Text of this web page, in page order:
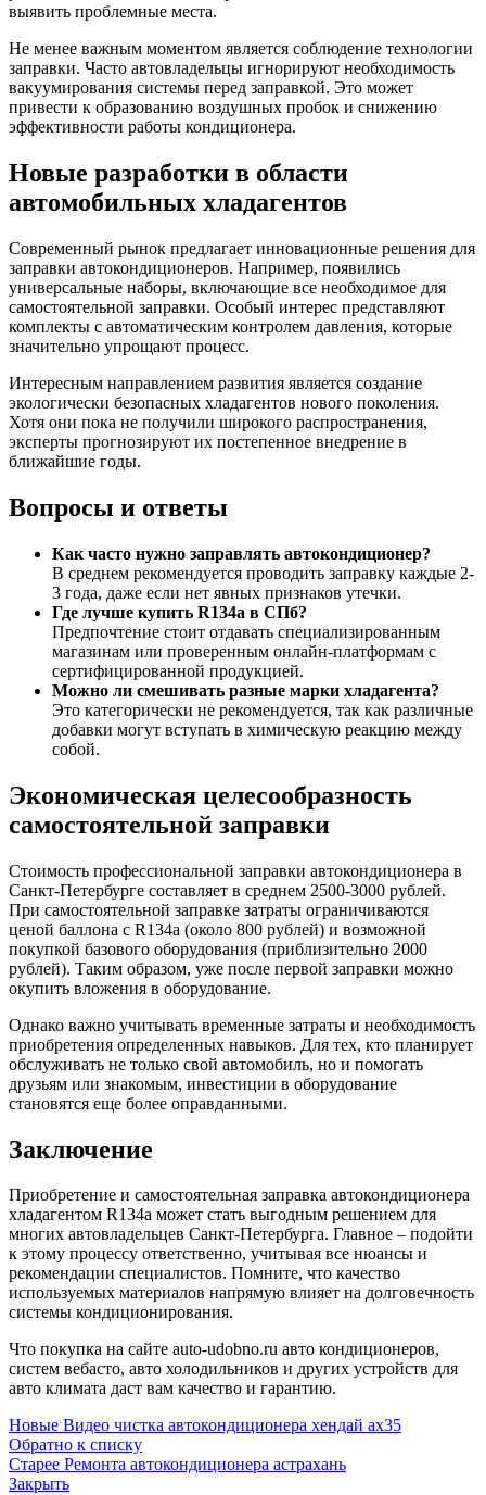
выявить проблемные места.
Не менее важным моментом является соблюдение технологии
заправки. Часто автовладельцы игнорируют необходимость
вакуумирования системы перед заправкой. Это может
привести к образованию воздушных пробок и снижению
эффективности работы кондиционера.
Новые разработки в области
автомобильных хладагентов
Современный рынок предлагает инновационные решения для
заправки автокондиционеров. Например, появились
универсальные наборы, включающие все необходимое для
самостоятельной заправки. Особый интерес представляют
комплекты с автоматическим контролем давления, которые
значительно упрощают процесс.
Интересным направлением развития является создание
экологически безопасных хладагентов нового поколения.
Хотя они пока не получили широкого распространения,
эксперты прогнозируют их постепенное внедрение в
ближайшие годы.
Вопросы и ответы
Как часто нужно заправлять автокондиционер?
В среднем рекомендуется проводить заправку каждые 2-
3 года, даже если нет явных признаков утечки.
Где лучше купить R134a в СПб?
Предпочтение стоит отдавать специализированным
магазинам или проверенным онлайн-платформам с
сертифицированной продукцией.
Можно ли смешивать разные марки хладагента?
Это категорически не рекомендуется, так как различные
добавки могут вступать в химическую реакцию между
собой.
Экономическая целесообразность
самостоятельной заправки
Стоимость профессиональной заправки автокондиционера в
Санкт-Петербурге составляет в среднем 2500-3000 рублей.
При самостоятельной заправке затраты ограничиваются
ценой баллона с R134a (около 800 рублей) и возможной
покупкой базового оборудования (приблизительно 2000
рублей). Таким образом, уже после первой заправки можно
окупить вложения в оборудование.
Однако важно учитывать временные затраты и необходимость
приобретения определенных навыков. Для тех, кто планирует
обслуживать не только свой автомобиль, но и помогать
друзьям или знакомым, инвестиции в оборудование
становятся еще более оправданными.
Заключение
Приобретение и самостоятельная заправка автокондиционера
хладагентом R134a может стать выгодным решением для
многих автовладельцев Санкт-Петербурга. Главное – подойти
к этому процессу ответственно, учитывая все нюансы и
рекомендации специалистов. Помните, что качество
используемых материалов напрямую влияет на долговечность
системы кондиционирования.
Что покупка на сайте auto-udobno.ru авто кондиционеров,
систем вебасто, авто холодильников и других устройств для
авто климата даст вам качество и гарантию.
Новые Видео чистка автокондиционера хендай ах35
Обратно к списку
Старее Ремонта автокондиционера астрахань
Закрыть